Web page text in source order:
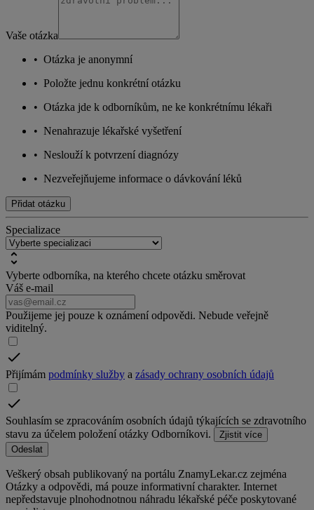
Vaše otázka
• Otázka je anonymní
• Položte jednu konkrétní otázku
• Otázka jde k odborníkům, ne ke konkrétnímu lékaři
• Nenahrazuje lékařské vyšetření
• Neslouží k potvrzení diagnózy
• Nezveřejňujeme informace o dávkování léků
Přidat otázku
Specializace
Vyberte odborníka, na kterého chcete otázku směrovat
Váš e-mail
Použijeme jej pouze k oznámení odpovědi. Nebude veřejně
viditelný.
Přijímám podmínky služby a zásady ochrany osobních údajů
Souhlasím se zpracováním osobních údajů týkajících se zdravotního
stavu za účelem položení otázky Odborníkovi.
Zjistit více
Odeslat
Veškerý obsah publikovaný na portálu ZnamyLekar.cz zejména
Otázky a odpovědi, má pouze informativní charakter. Internet
nepředstavuje plnohodnotnou náhradu lékařské péče poskytované